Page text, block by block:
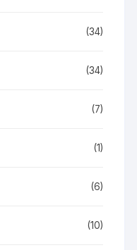
(34)
(34)
(7)
(1)
(6)
(10)